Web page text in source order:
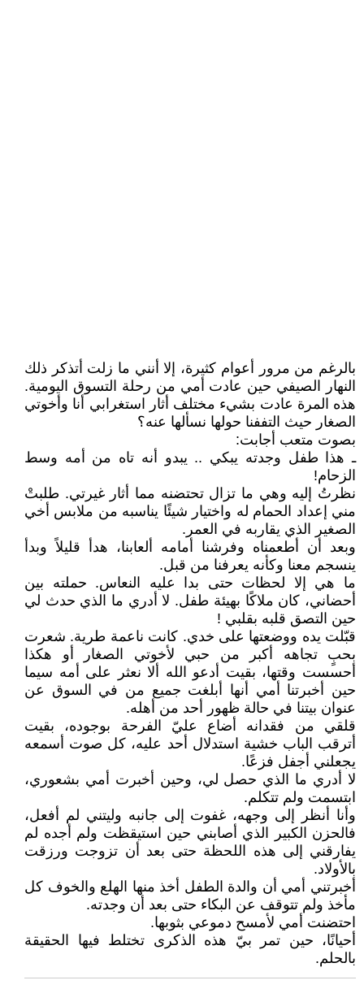
بالرغم من مرور أعوام كثيرة، إلا أنني ما زلت أتذكر ذلك
النهار الصيفي حين عادت أمي من رحلة التسوق اليومية.
هذه المرة عادت بشيء مختلف أثار استغرابي أنا وأخوتي
الصغار حيث التففنا حولها نسألها عنه؟
بصوت متعب أجابت:
ـ هذا طفل وجدته يبكي .. يبدو أنه تاه من أمه وسط
الزحام!
نظرتُ إليه وهي ما تزال تحتضنه مما أثار غيرتي. طلبتْ
مني إعداد الحمام له واختيار شيئًا يناسبه من ملابس أخي
الصغير الذي يقاربه في العمر.
وبعد أن أطعمناه وفرشنا أمامه ألعابنا، هدأ قليلاً وبدأ
ينسجم معنا وكأنه يعرفنا من قبل.
ما هي إلا لحظات حتى بدا عليه النعاس. حملته بين
أحضاني، كان ملاكًا بهيئة طفل. لا أدري ما الذي حدث لي
حين التصق قلبه بقلبي !
قبّلت يده ووضعتها على خدي. كانت ناعمة طرية. شعرت
بحبٍ تجاهه أكبر من حبي لأخوتي الصغار أو هكذا
أحسست وقتها، بقيت أدعو الله ألا نعثر على أمه سيما
حين أخبرتنا أمي أنها أبلغت جميع من في السوق عن
عنوان بيتنا في حالة ظهور أحد من أهله.
قلقي من فقدانه أضاع عليّ الفرحة بوجوده، بقيت
أترقب الباب خشية استدلال أحد عليه، كل صوت أسمعه
يجعلني أجفل فزعًا.
لا أدري ما الذي حصل لي، وحين أخبرت أمي بشعوري،
ابتسمت ولم تتكلم.
وأنا أنظر إلى وجهه، غفوت إلى جانبه وليتني لم أفعل،
فالحزن الكبير الذي أصابني حين استيقظت ولم أجده لم
يفارقني إلى هذه اللحظة حتى بعد أن تزوجت ورزقت
بالأولاد.
أخبرتني أمي أن والدة الطفل أخذ منها الهلع والخوف كل
مأخذ ولم تتوقف عن البكاء حتى بعد أن وجدته.
احتضنت أمي لأمسح دموعي بثوبها.
أحيانًا، حين تمر بيّ هذه الذكرى تختلط فيها الحقيقة
بالحلم.